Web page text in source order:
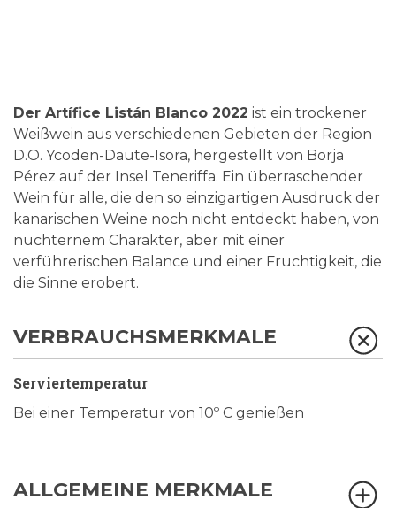
Der Artífice Listán Blanco 2022 ist ein trockener
Weißwein aus verschiedenen Gebieten der Region
D.O. Ycoden-Daute-Isora, hergestellt von Borja
Pérez auf der Insel Teneriffa. Ein überraschender
Wein für alle, die den so einzigartigen Ausdruck der
kanarischen Weine noch nicht entdeckt haben, von
nüchternem Charakter, aber mit einer
verführerischen Balance und einer Fruchtigkeit, die
die Sinne erobert.
VERBRAUCHSMERKMALE
Serviertemperatur
Bei einer Temperatur von 10º C genießen
ALLGEMEINE MERKMALE